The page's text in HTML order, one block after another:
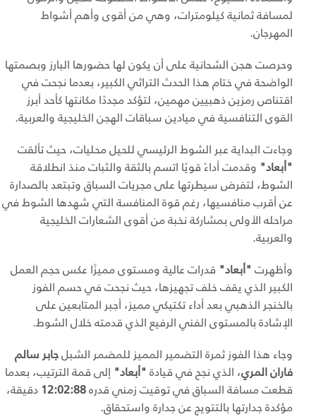
لمسافة ثمانية كيلومترات، وهي من أقوى وأهم أشواط
المهرجان.
وحرصت هجن الشحانية على أن يكون لها حضورها البارز وبصمتها
الواضحة في ختام هذا الحدث التراثي الكبير، بعدما نجحت في
اقتناص رمزين ذهبيين مهمين، لتؤكد مجددًا مكانتها كأحد أبرز
القوى التنافسية في ميادين سباقات الهجن الخليجية والعربية.
وجاءت البداية عبر الشوط الرئيسي للحيل محليات، حيث تألقت
"أبعاد" وقدمت أداءً قويًا اتسم بالثقة والثبات منذ انطلاقة
الشوط، لتفرض سيطرتها على مجريات السباق وتبتعد بالصدارة
عن أقرب منافسيها، رغم قوة المنافسة التي شهدها الشوط في
مراحله الأولى بمشاركة نخبة من أقوى الشعارات الخليجية
والعربية.
وأظهرت"أبعاد" قدرات عالية ومستوى مميزًا عكس حجم العمل
الكبير الذي يقف خلف تجهيزها، حيث نجحت في حسم الفوز
بالخنجر الذهبي بعد أداء تكتيكي مميز، أجبر المتابعين على
الإشادة بالمستوى الفني الرفيع الذي قدمته خلال الشوط.
وجاء هذا الفوز ثمرة التضمير المميز للمضمر الشبلجابر سالم
فاران المري، الذي نجح في قيادة"أبعاد" إلى قمة الترتيب، بعدما
قطعت مسافة السباق في توقيت زمني قدره12:02:88دقيقة،
مؤكدة جدارتها بالتتويج عن جدارة واستحقاق.